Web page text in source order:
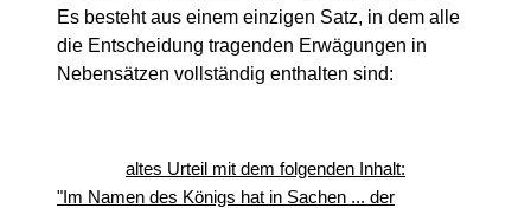
Es besteht aus einem einzigen Satz, in dem alle
die Entscheidung tragenden Erwägungen in
Nebensätzen vollständig enthalten sind:
altes Urteil mit dem folgenden Inhalt:
"Im Namen des Königs hat in Sachen ... der